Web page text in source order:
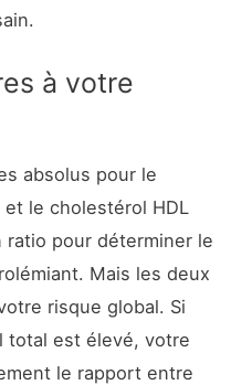
à votre
absolus pour le
le cholestérol HDL
ratio pour déterminer le
Mais les deux
risque global. Si
total est élevé, votre
le rapport entre